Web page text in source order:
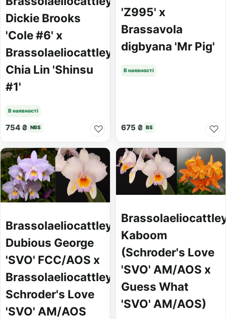
Dickie Brooks
'Cole #6' x
Brassolaeliocattleya
Chia Lin 'Shinsu
#1'
В наявності
754 ₴ NBS ♡
'Z995' x
Brassavola
digbyana 'Mr Pig'
В наявності
675 ₴ BS ♡
Brassolaeliocattleya
Dubious George
'SVO' FCC/AOS x
Brassolaeliocattleya
Schroder's Love
'SVO' AM/AOS
Kaboom
(Schroder's Love
'SVO' AM/AOS x
Guess What
'SVO' AM/AOS)